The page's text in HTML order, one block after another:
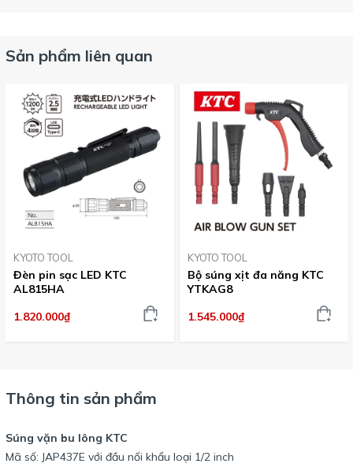
Sản phẩm liên quan
KYOTO TOOL
Đèn pin sạc LED KTC
AL815HA
1.820.000₫
KYOTO TOOL
Bộ súng xịt đa năng KTC
YTKAG8
1.545.000₫
Thông tin sản phẩm
Súng vặn bu lông KTC
Mã số: JAP437E với đầu nối khẩu loại 1/2 inch